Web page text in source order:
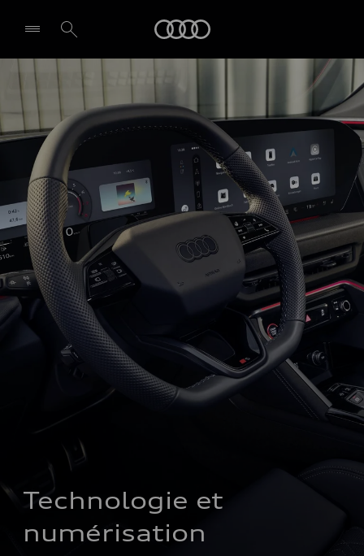
Technologie et numérisation
Demande d'essai
Technologie et
numérisation